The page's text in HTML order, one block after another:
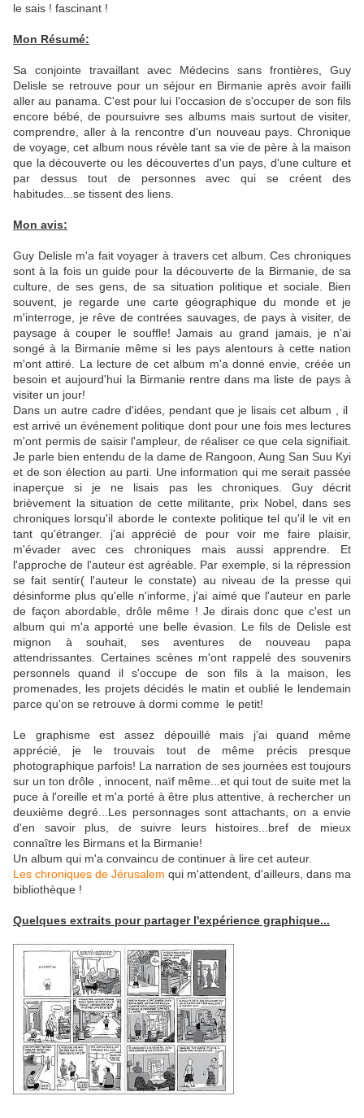
le sais ! fascinant !
Mon Résumé:
Sa conjointe travaillant avec Médecins sans frontières, Guy
Delisle se retrouve pour un séjour en Birmanie après avoir failli
aller au panama. C'est pour lui l'occasion de s'occuper de son fils
encore bébé, de poursuivre ses albums mais surtout de visiter,
comprendre, aller à la rencontre d'un nouveau pays. Chronique
de voyage, cet album nous révèle tant sa vie de père à la maison
que la découverte ou les découvertes d'un pays, d'une culture et
par dessus tout de personnes avec qui se créent des
habitudes...se tissent des liens.
Mon avis:
Guy Delisle m'a fait voyager à travers cet album. Ces chroniques
sont à la fois un guide pour la découverte de la Birmanie, de sa
culture, de ses gens, de sa situation politique et sociale. Bien
souvent, je regarde une carte géographique du monde et je
m'interroge, je rêve de contrées sauvages, de pays à visiter, de
paysage à couper le souffle! Jamais au grand jamais, je n'ai
songé à la Birmanie même si les pays alentours à cette nation
m'ont attiré. La lecture de cet album m'a donné envie, créée un
besoin et aujourd'hui la Birmanie rentre dans ma liste de pays à
visiter un jour!
Dans un autre cadre d'idées, pendant que je lisais cet album , il
est arrivé un événement politique dont pour une fois mes lectures
m'ont permis de saisir l'ampleur, de réaliser ce que cela signifiait.
Je parle bien entendu de la dame de Rangoon, Aung San Suu Kyi
et de son élection au parti. Une information qui me serait passée
inaperçue si je ne lisais pas les chroniques. Guy décrit
brièvement la situation de cette militante, prix Nobel, dans ses
chroniques lorsqu'il aborde le contexte politique tel qu'il le vit en
tant qu'étranger. j'ai apprécié de pour voir me faire plaisir,
m'évader avec ces chroniques mais aussi apprendre. Et
l'approche de l'auteur est agréable. Par exemple, si la répression
se fait sentir( l'auteur le constate) au niveau de la presse qui
désinforme plus qu'elle n'informe, j'ai aimé que l'auteur en parle
de façon abordable, drôle même ! Je dirais donc que c'est un
album qui m'a apporté une belle évasion. Le fils de Delisle est
mignon à souhait, ses aventures de nouveau papa
attendrissantes. Certaines scènes m'ont rappelé des souvenirs
personnels quand il s'occupe de son fils à la maison, les
promenades, les projets décidés le matin et oublié le lendemain
parce qu'on se retrouve à dormi comme le petit!
Le graphisme est assez dépouillé mais j'ai quand même
apprécié, je le trouvais tout de même précis presque
photographique parfois! La narration de ses journées est toujours
sur un ton drôle , innocent, naïf même...et qui tout de suite met la
puce à l'oreille et m'a porté à être plus attentive, à rechercher un
deuxième degré...Les personnages sont attachants, on a envie
d'en savoir plus, de suivre leurs histoires...bref de mieux
connaître les Birmans et la Birmanie!
Un album qui m'a convaincu de continuer à lire cet auteur.
Les chroniques de Jérusalem qui m'attendent, d'ailleurs, dans ma
bibliothèque !
Quelques extraits pour partager l'expérience graphique...